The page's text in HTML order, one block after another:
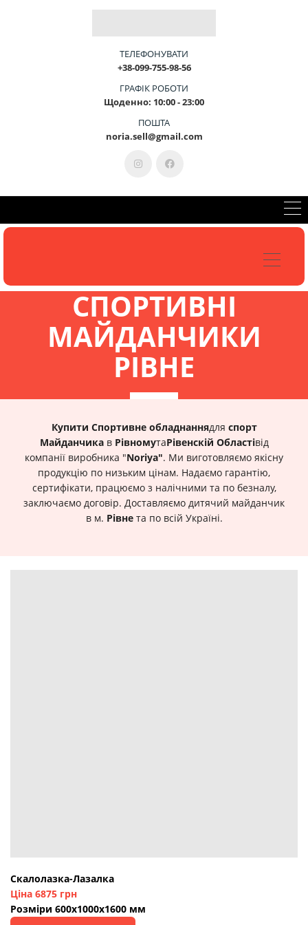
АГОУСТРІ
ЦЕМИ
КОНСУЛЬТАЦІЯ 099-755-98-56
ТЕЛЕФОНУВАТИ
+38-099-755-98-56
ГРАФІК РОБОТИ
Щоденно: 10:00 - 23:00
ПОШТА
noria.sell@gmail.com
СПОРТИВНІ
МАЙДАНЧИКИ
РІВНЕ
Купити Спортивне обладнаннядля спорт
Майданчикав РівномутаРівенскій Областівід
компанії виробника "Noriya". Ми виготовляємо якісну
продукцію по низьким цінам. Надаємо гарантію,
сертифікати, працюємо з налічними та по безналу,
заключаємо договір. Доставляємо дитячий майданчик
в м. Рівне та по всій Україні.
Скалолазка-Лазалка
Ціна 6875 грн
Розміри 600х1000х1600 мм